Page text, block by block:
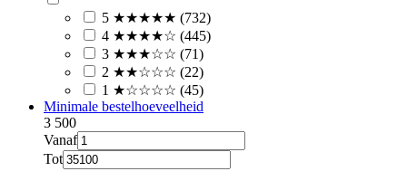
5 ★★★★★ (732)
4 ★★★★☆ (445)
3 ★★★☆☆ (71)
2 ★★☆☆☆ (22)
1 ★☆☆☆☆ (45)
Minimale bestelhoeveelheid
3 500
Vanaf
Tot